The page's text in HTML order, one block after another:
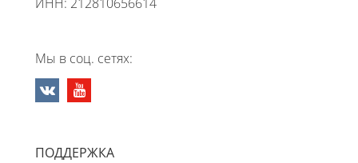
Мы в соц. сетях:
ПОДДЕРЖКА